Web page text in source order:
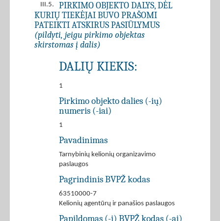
III.5.
PIRKIMO OBJEKTO DALYS, DĖL
KURIŲ TIEKĖJAI BUVO PRAŠOMI
PATEIKTI ATSKIRUS PASIŪLYMUS
(pildyti, jeigu pirkimo objektas
skirstomas į dalis)
DALIŲ KIEKIS:
1
Pirkimo objekto dalies (-ių)
numeris (-iai)
1
Pavadinimas
Tarnybinių kelionių organizavimo
paslaugos
Pagrindinis BVPŽ kodas
63510000-7
Kelionių agentūrų ir panašios paslaugos
Papildomas (-i) BVPŽ kodas (-ai)